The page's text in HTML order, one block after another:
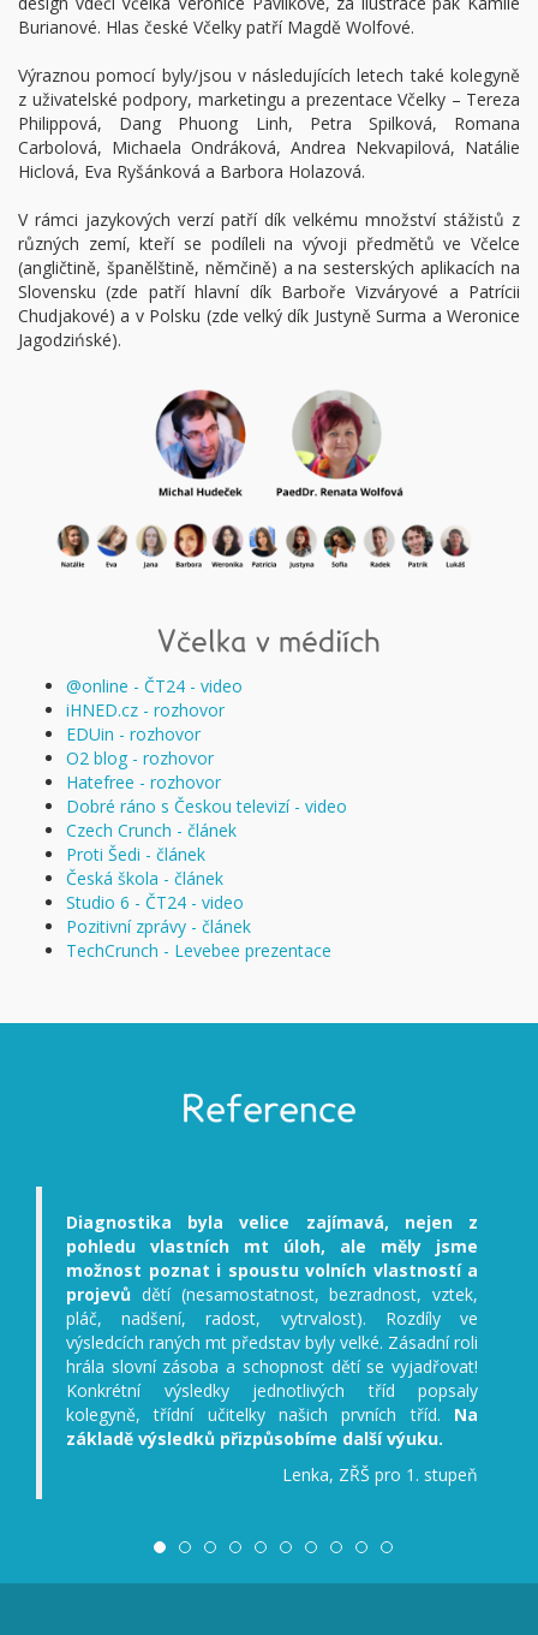
Burianové. Hlas české Včelky patří Magdě Wolfové.
Výraznou pomocí byly/jsou v následujících letech také kolegyně
z uživatelské podpory, marketingu a prezentace Včelky – Tereza
Philippová, Dang Phuong Linh, Petra Spilková, Romana
Carbolová, Michaela Ondráková, Andrea Nekvapilová, Natálie
Hiclová, Eva Ryšánková a Barbora Holazová.
V rámci jazykových verzí patří dík velkému množství stážistů z
různých zemí, kteří se podíleli na vývoji předmětů ve Včelce
(angličtině, španělštině, němčině) a na sesterských aplikacích na
Slovensku (zde patří hlavní dík Barboře Vizváryové a Patrícii
Chudjakové) a v Polsku (zde velký dík Justyně Surma a Weronice
Jagodzińské).
Včelka v médiích
@online - ČT24 - video
iHNED.cz - rozhovor
EDUin - rozhovor
O2 blog - rozhovor
Hatefree - rozhovor
Dobré ráno s Českou televizí - video
Czech Crunch - článek
Proti Šedi - článek
Česká škola - článek
Studio 6 - ČT24 - video
Pozitivní zprávy - článek
TechCrunch - Levebee prezentace
Reference
Diagnostika byla velice zajímavá, nejen z
pohledu vlastních mt úloh, ale měly jsme
možnost poznat i spoustu volních vlastností a
projevů dětí (nesamostatnost, bezradnost, vztek,
pláč, nadšení, radost, vytrvalost). Rozdíly ve
výsledcích raných mt představ byly velké. Zásadní roli
hrála slovní zásoba a schopnost dětí se vyjadřovat!
Konkrétní výsledky jednotlivých tříd popsaly
kolegyně, třídní učitelky našich prvních tříd. Na
základě výsledků přizpůsobíme další výuku.
Lenka, ZŘŠ pro 1. stupeň